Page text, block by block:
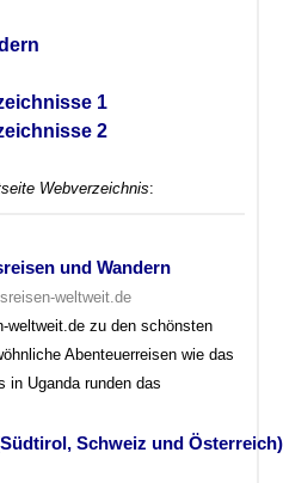
1
2
Webverzeichnis:
und Wandern
weltweit.de
weltweit.de zu den schönsten
Abenteuerreisen wie das
in Uganda runden das
Schweiz und Österreich)